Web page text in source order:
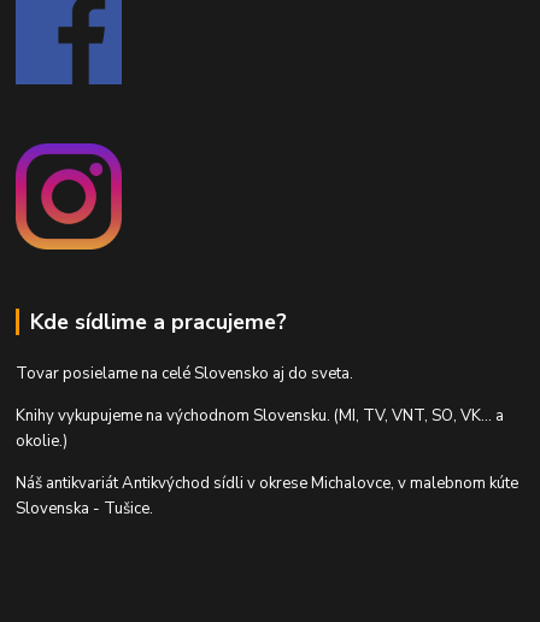
Kde sídlime a pracujeme?
Tovar posielame na celé Slovensko aj do sveta.
Knihy vykupujeme na východnom Slovensku. (MI, TV, VNT, SO, VK... a
okolie.)
Náš antikvariát Antikvýchod sídli v okrese Michalovce, v malebnom kúte
Slovenska - Tušice.